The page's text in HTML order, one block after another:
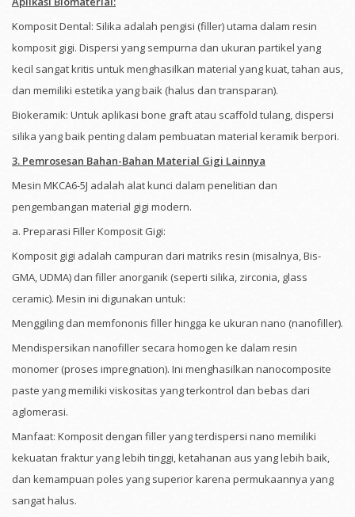
Komposit Dental: Silika adalah pengisi (filler) utama dalam resin
komposit gigi. Dispersi yang sempurna dan ukuran partikel yang
kecil sangat kritis untuk menghasilkan material yang kuat, tahan aus,
dan memiliki estetika yang baik (halus dan transparan).
Biokeramik: Untuk aplikasi bone graft atau scaffold tulang, dispersi
silika yang baik penting dalam pembuatan material keramik berpori.
3. Pemrosesan Bahan-Bahan Material Gigi Lainnya
Mesin MKCA6-5J adalah alat kunci dalam penelitian dan
pengembangan material gigi modern.
a. Preparasi Filler Komposit Gigi:
Komposit gigi adalah campuran dari matriks resin (misalnya, Bis-
GMA, UDMA) dan filler anorganik (seperti silika, zirconia, glass
ceramic). Mesin ini digunakan untuk:
Menggiling dan memfononis filler hingga ke ukuran nano (nanofiller).
Mendispersikan nanofiller secara homogen ke dalam resin
monomer (proses impregnation). Ini menghasilkan nanocomposite
paste yang memiliki viskositas yang terkontrol dan bebas dari
aglomerasi.
Manfaat: Komposit dengan filler yang terdispersi nano memiliki
kekuatan fraktur yang lebih tinggi, ketahanan aus yang lebih baik,
dan kemampuan poles yang superior karena permukaannya yang
sangat halus.